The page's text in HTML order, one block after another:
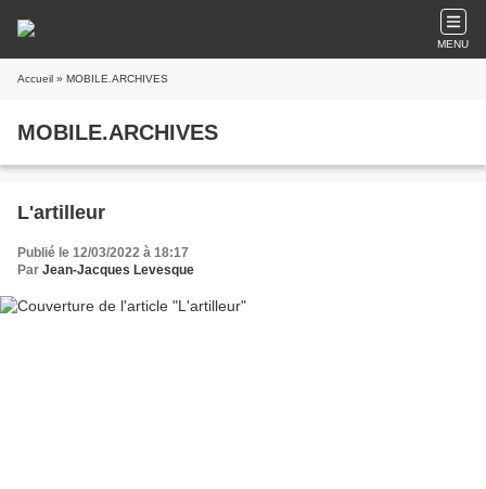
MENU
Accueil » MOBILE.ARCHIVES
MOBILE.ARCHIVES
L'artilleur
Publié le 12/03/2022 à 18:17
Par Jean-Jacques Levesque